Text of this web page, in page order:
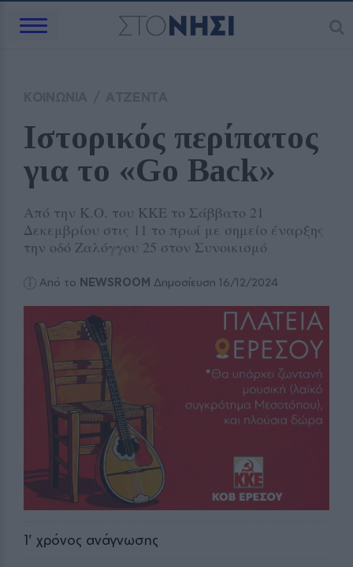
Ιστορικός περίπατος
για το «Go Back»
Από την Κ.Ο. του ΚΚΕ το Σάββατο 21
Δεκεμβρίου στις 11 το πρωί με σημείο έναρξης
την οδό Ζαλόγγου 25 στον Συνοικισμό
Από το NEWSROOM Δημοσίευση 16/12/2024
1' χρόνος ανάγνωσης